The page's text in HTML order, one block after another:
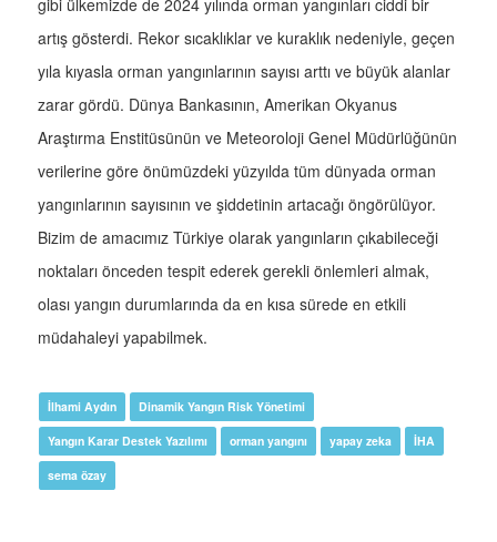
gibi ülkemizde de 2024 yılında orman yangınları ciddi bir
artış gösterdi. Rekor sıcaklıklar ve kuraklık nedeniyle, geçen
yıla kıyasla orman yangınlarının sayısı arttı ve büyük alanlar
zarar gördü. Dünya Bankasının, Amerikan Okyanus
Araştırma Enstitüsünün ve Meteoroloji Genel Müdürlüğünün
verilerine göre önümüzdeki yüzyılda tüm dünyada orman
yangınlarının sayısının ve şiddetinin artacağı öngörülüyor.
Bizim de amacımız Türkiye olarak yangınların çıkabileceği
noktaları önceden tespit ederek gerekli önlemleri almak,
olası yangın durumlarında da en kısa sürede en etkili
müdahaleyi yapabilmek.
İlhami Aydın Dinamik Yangın Risk Yönetimi
Yangın Karar Destek Yazılımı orman yangını yapay zeka İHA
sema özay